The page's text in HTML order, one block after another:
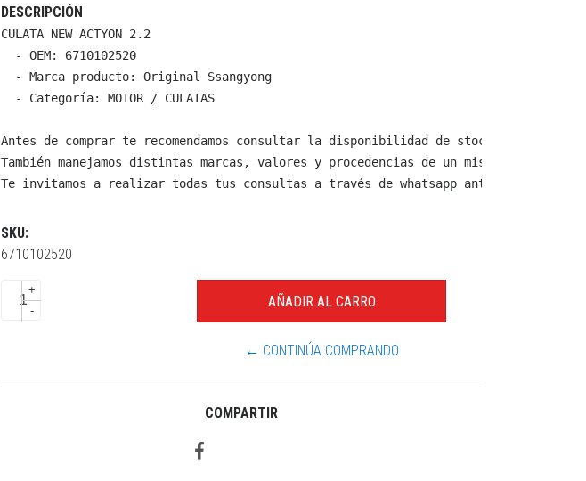
DESCRIPCIÓN
CULATA NEW ACTYON 2.2
  - OEM: 6710102520
  - Marca producto: Original Ssangyong
  - Categoría: MOTOR / CULATAS
Antes de comprar te recomendamos consultar la disponibilidad de stock y
También manejamos distintas marcas, valores y procedencias de un mismo producto.
Te invitamos a realizar todas tus consultas a través de whatsapp antes de
SKU:
6710102520
+
-
← CONTINÚA COMPRANDO
COMPARTIR